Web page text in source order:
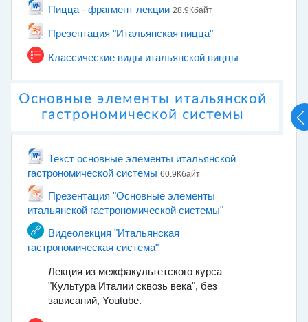
Пицца - фрагмент лекцииФайл
28.9Кбайт
Презентация "Итальянская пицца"Гиперссылка
Классические виды итальянской пиццы
Основные элементы итальянской
гастрономической системы
Текст основные элементы итальянской
гастрономической системыФайл
60.9Кбайт
Презентация "Основные элементы
итальянской гастрономической системы"Гиперссылка
Видеолекция "Итальянская
гастрономическая система"Гиперссылка
Лекция из межфакультетского курса
"Культура Италии сквозь века", без
зависаний, Youtube.